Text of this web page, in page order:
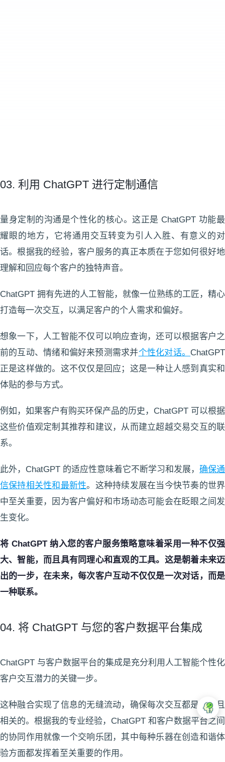
03. 利用 ChatGPT 进行定制通信
量身定制的沟通是个性化的核心。这正是 ChatGPT 功能最
耀眼的地方，它将通用交互转变为引人入胜、有意义的对
话。根据我的经验，客户服务的真正本质在于您如何很好地
理解和回应每个客户的独特声音。
ChatGPT 拥有先进的人工智能，就像一位熟练的工匠，精心
打造每一次交互，以满足客户的个人需求和偏好。
想象一下，人工智能不仅可以响应查询，还可以根据客户之
前的互动、情绪和偏好来预测需求并个性化对话。 ChatGPT
正是这样做的。这不仅仅是回应；这是一种让人感到真实和
体贴的参与方式。
例如，如果客户有购买环保产品的历史，ChatGPT 可以根据
这些价值观定制其推荐和建议，从而建立超越交易交互的联
系。
此外，ChatGPT 的适应性意味着它不断学习和发展， 确保通
信保持相关性和最新性。这种持续发展在当今快节奏的世界
中至关重要，因为客户偏好和市场动态可能会在眨眼之间发
生变化。
将 ChatGPT 纳入您的客户服务策略意味着采用一种不仅强
大、智能，而且具有同理心和直观的工具。这是朝着未来迈
出的一步，在未来，每次客户互动不仅仅是一次对话，而是
一种联系。
04. 将 ChatGPT 与您的客户数据平台集成
ChatGPT 与客户数据平台的集成是充分利用人工智能个性化
客户交互潜力的关键一步。
这种融合实现了信息的无缝流动，确保每次交互都是知情且
相关的。根据我的专业经验，ChatGPT 和客户数据平台之间
的协同作用就像一个交响乐团，其中每种乐器在创造和谐体
验方面都发挥着至关重要的作用。